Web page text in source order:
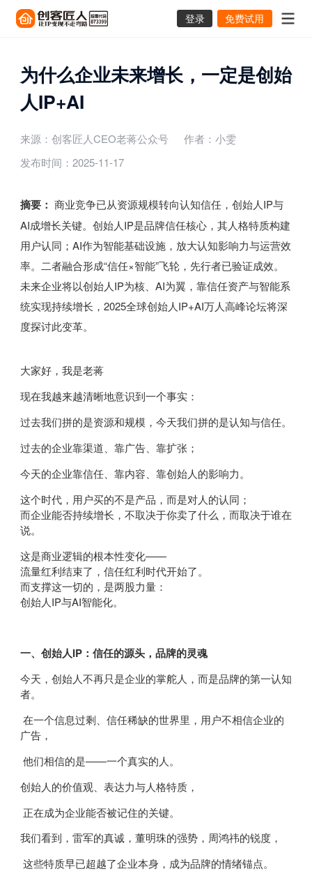
登录 免费试用
为什么企业未来增长，一定是创始
人IP+AI
来源：创客匠人CEO老蒋公众号
作者：小雯
发布时间：2025-11-17
摘要： 商业竞争已从资源规模转向认知信任，创始人IP与
AI成增长关键。创始人IP是品牌信任核心，其人格特质构建
用户认同；AI作为智能基础设施，放大认知影响力与运营效
率。二者融合形成“信任×智能”飞轮，先行者已验证成效。
未来企业将以创始人IP为核、AI为翼，靠信任资产与智能系
统实现持续增长，2025全球创始人IP+AI万人高峰论坛将深
度探讨此变革。
大家好，我是老蒋
现在我越来越清晰地意识到一个事实：
过去我们拼的是资源和规模，今天我们拼的是认知与信任。
过去的企业靠渠道、靠广告、靠扩张；
今天的企业靠信任、靠内容、靠创始人的影响力。
这个时代，用户买的不是产品，而是对人的认同；
而企业能否持续增长，不取决于你卖了什么，而取决于谁在
说。
这是商业逻辑的根本性变化——
流量红利结束了，信任红利时代开始了。
而支撑这一切的，是两股力量：
创始人IP与AI智能化。
一、创始人IP：信任的源头，品牌的灵魂
今天，创始人不再只是企业的掌舵人，而是品牌的第一认知
者。
在一个信息过剩、信任稀缺的世界里，用户不相信企业的
广告，
他们相信的是——一个真实的人。
创始人的价值观、表达力与人格特质，
正在成为企业能否被记住的关键。
我们看到，雷军的真诚，董明珠的强势，周鸿祎的锐度，
这些特质早已超越了企业本身，成为品牌的情绪锚点。